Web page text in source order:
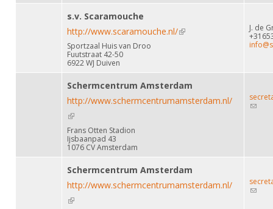
s.v. Scaramouche
http://www.scaramouche.nl/(link is external)
Sportzaal Huis van Droo
Fuutstraat 42-50
6922 WJ Duiven
J. de
Schermcentrum Amsterdam
http://www.schermcentrumamsterdam.nl/
(link is external)
Frans Otten Stadion
Ijsbaanpad 43
1076 CV Amsterdam
(link
Schermcentrum Amsterdam
http://www.schermcentrumamsterdam.nl/
(link is external)
(link